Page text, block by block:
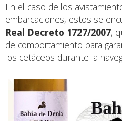
En el caso de los
embarcaciones, estos se
Real Decreto 1727/2007,
de comportamiento para
los cetáceos durante la